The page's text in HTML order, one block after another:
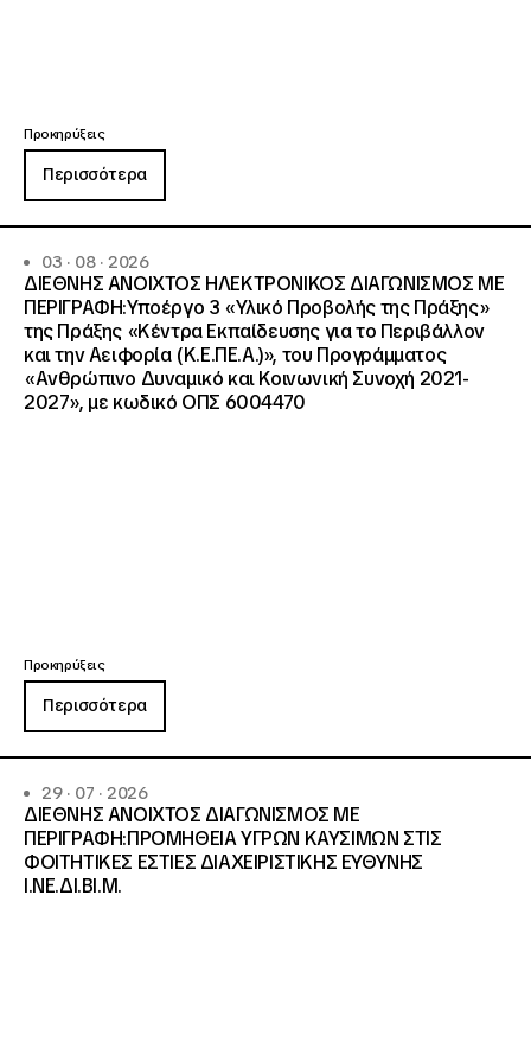
Προκηρύξεις
Περισσότερα
03 · 08 · 2026
ΔΙΕΘΝΗΣ ΑΝΟΙΧΤΟΣ ΗΛΕΚΤΡΟΝΙΚΟΣ ΔΙΑΓΩΝΙΣΜΟΣ ΜΕ
ΠΕΡΙΓΡΑΦΗ:Υποέργο 3 «Υλικό Προβολής της Πράξης»
της Πράξης «Κέντρα Εκπαίδευσης για το Περιβάλλον
και την Αειφορία (Κ.Ε.ΠΕ.Α.)», του Προγράμματος
«Ανθρώπινο Δυναμικό και Κοινωνική Συνοχή 2021-
2027», με κωδικό ΟΠΣ 6004470
Προκηρύξεις
Περισσότερα
29 · 07 · 2026
ΔΙΕΘΝΗΣ ΑΝΟΙΧΤΟΣ ΔΙΑΓΩΝΙΣΜΟΣ ΜΕ
ΠΕΡΙΓΡΑΦΗ:ΠΡΟΜΗΘΕΙΑ ΥΓΡΩΝ ΚΑΥΣΙΜΩΝ ΣΤΙΣ
ΦΟΙΤΗΤΙΚΕΣ ΕΣΤΙΕΣ ΔΙΑΧΕΙΡΙΣΤΙΚΗΣ ΕΥΘΥΝΗΣ
Ι.ΝΕ.ΔΙ.ΒΙ.Μ.